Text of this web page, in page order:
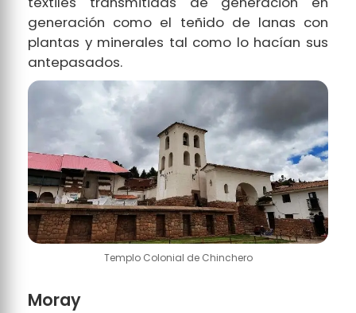
generación como el teñido de lanas con
plantas y minerales tal como lo hacían sus
antepasados.
Templo Colonial de Chinchero
Moray